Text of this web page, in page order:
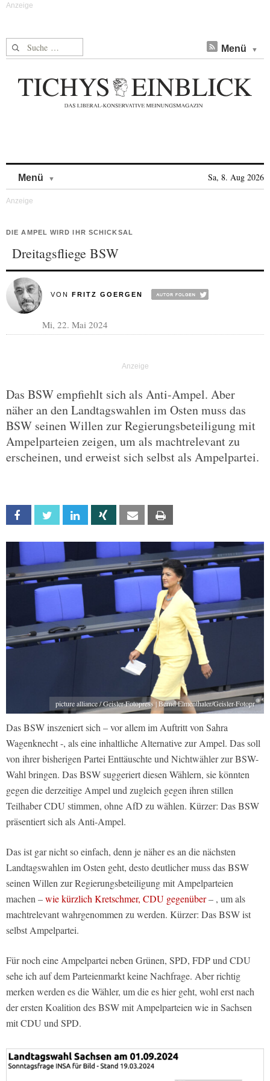
Suche nach: Menü
Menü Sa, 8. Aug 2026
DIE AMPEL WIRD IHR SCHICKSAL
Dreitagsfliege BSW
VON FRITZ GOERGEN
Mi, 22. Mai 2024
Das BSW empfiehlt sich als Anti-Ampel. Aber
näher an den Landtagswahlen im Osten muss das
BSW seinen Willen zur Regierungsbeteiligung mit
Ampelparteien zeigen, um als machtrelevant zu
erscheinen, und erweist sich selbst als Ampelpartei.
Facebook Twitter Linkedin Xing Email
picture alliance / Geisler-Fotopress | Bernd Elmenthaler/Geisler-Fotopr
Das BSW inszeniert sich – vor allem im Auftritt von Sahra
Wagenknecht -, als eine inhaltliche Alternative zur Ampel. Das soll
von ihrer bisherigen Partei Enttäuschte und Nichtwähler zur BSW-
Wahl bringen. Das BSW suggeriert diesen Wählern, sie könnten
gegen die derzeitige Ampel und zugleich gegen ihren stillen
Teilhaber CDU stimmen, ohne AfD zu wählen. Kürzer: Das BSW
präsentiert sich als Anti-Ampel.
Das ist gar nicht so einfach, denn je näher es an die nächsten
Landtagswahlen im Osten geht, desto deutlicher muss das BSW
seinen Willen zur Regierungsbeteiligung mit Ampelparteien
machen –wie kürzlich Kretschmer, CDU gegenüber– , um als
machtrelevant wahrgenommen zu werden. Kürzer: Das BSW ist
selbst Ampelpartei.
Für noch eine Ampelpartei neben Grünen, SPD, FDP und CDU
sehe ich auf dem Parteienmarkt keine Nachfrage. Aber richtig
merken werden es die Wähler, um die es hier geht, wohl erst nach
der ersten Koalition des BSW mit Ampelparteien wie in Sachsen
mit CDU und SPD.